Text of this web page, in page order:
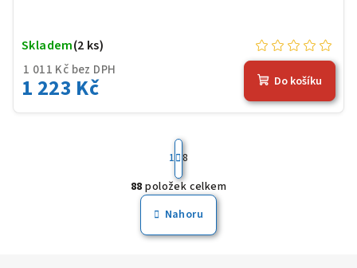
1 011 Kč bez DPH
1 223 Kč
Skladem(2 ks)
Do košíku
O
v
l
S
t
r
á
n
k
o
1 8
88 položek celkem
Nahoru